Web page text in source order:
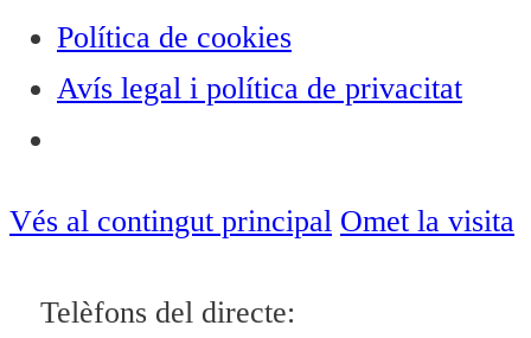
Política de cookies
Avís legal i política de privacitat
Vés al contingut principal Omet la visita
Telèfons del directe:
Notícies
CULTURA I